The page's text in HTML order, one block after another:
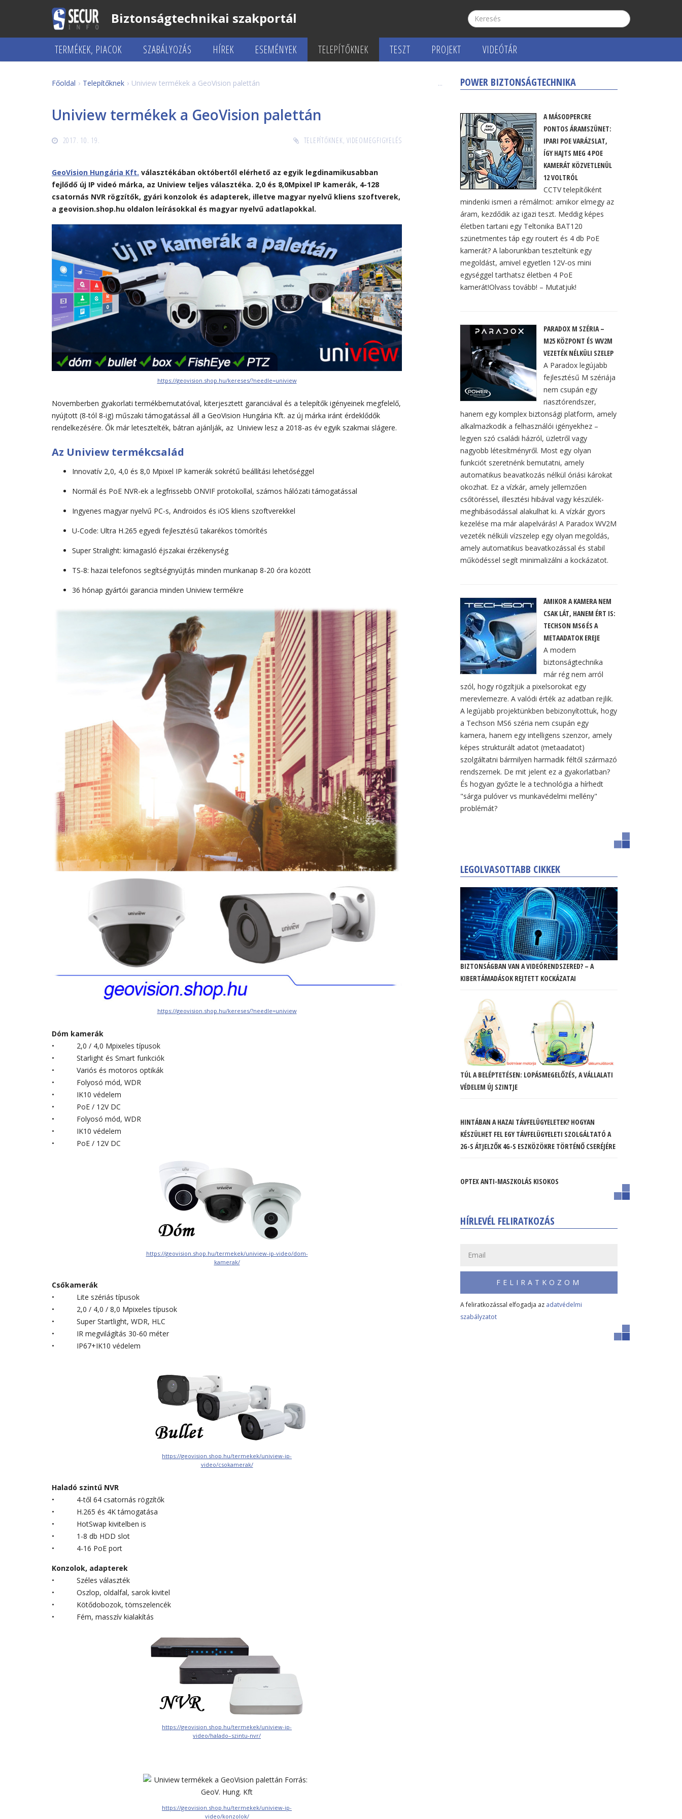
Biztonságtechnikai szakportál
TERMÉKEK, PIACOK SZABÁLYOZÁS HÍREK ESEMÉNYEK TELEPÍTŐKNEK TESZT PROJEKT VIDEÓTÁR
Főoldal Telepítőknek Uniview termékek a GeoVision palettán
Uniview termékek a GeoVision palettán
2017. 10. 19. TELEPÍTŐKNEK, VIDEOMEGFIGYELÉS
GeoVision Hungária Kft. választékában októbertől elérhető az egyik legdinamikusabban
fejlődő új IP videó márka, az Uniview teljes választéka. 2,0 és 8,0Mpixel IP kamerák, 4-128
csatornás NVR rögzítők, gyári konzolok és adapterek, illetve magyar nyelvű kliens szoftverek,
a geovision.shop.hu oldalon leírásokkal és magyar nyelvű adatlapokkal.
https://geovision.shop.hu/kereses/?needle=uniview
Novemberben gyakorlati termékbemutatóval, kiterjesztett garanciával és a telepítők igényeinek megfelelő,
nyújtott (8-tól 8-ig) műszaki támogatással áll a GeoVision Hungária Kft. az új márka iránt érdeklődők
rendelkezésére. Ők már letesztelték, bátran ajánlják, az Uniview lesz a 2018-as év egyik szakmai slágere.
Az Uniview termékcsalád
Innovatív 2,0, 4,0 és 8,0 Mpixel IP kamerák sokrétű beállítási lehetőséggel
Normál és PoE NVR-ek a legfrissebb ONVIF protokollal, számos hálózati támogatással
Ingyenes magyar nyelvű PC-s, Androidos és iOS kliens szoftverekkel
U-Code: Ultra H.265 egyedi fejlesztésű takarékos tömörítés
Super Stralight: kimagasló éjszakai érzékenység
TS-8: hazai telefonos segítségnyújtás minden munkanap 8-20 óra között
36 hónap gyártói garancia minden Uniview termékre
https://geovision.shop.hu/kereses/?needle=uniview
Dóm kamerák
• 2,0 / 4,0 Mpixeles típusok
• Starlight és Smart funkciók
• Variós és motoros optikák
• Folyosó mód, WDR
• IK10 védelem
• PoE / 12V DC
• Folyosó mód, WDR
• IK10 védelem
• PoE / 12V DC
https://geovision.shop.hu/termekek/uniview-ip-video/dom-
kamerak/
Csőkamerák
• Lite szériás típusok
• 2,0 / 4,0 / 8,0 Mpixeles típusok
• Super Startlight, WDR, HLC
• IR megvilágítás 30-60 méter
• IP67+IK10 védelem
https://geovision.shop.hu/termekek/uniview-ip-
video/csokamerak/
Haladó szintű NVR
• 4-től 64 csatornás rögzítők
• H.265 és 4K támogatása
• HotSwap kivitelben is
• 1-8 db HDD slot
• 4-16 PoE port
Konzolok, adapterek
• Széles választék
• Oszlop, oldalfal, sarok kivitel
• Kötődobozok, tömszelencék
• Fém, masszív kialakítás
https://geovision.shop.hu/termekek/uniview-ip-
video/halado–szintu-nvr/
https://geovision.shop.hu/termekek/uniview-ip-
video/konzolok/
POWER BIZTONSÁGTECHNIKA
A MÁSODPERCRE
PONTOS ÁRAMSZÜNET:
IPARI POE VARÁZSLAT,
ÍGY HAJTS MEG 4 POE
KAMERÁT KÖZVETLENÜL
12 VOLTRÓL
CCTV telepítőként
mindenki ismeri a rémálmot: amikor elmegy az
áram, kezdődik az igazi teszt. Meddig képes
életben tartani egy Teltonika BAT120
szünetmentes táp egy routert és 4 db PoE
kamerát? A laborunkban teszteltünk egy
megoldást, amivel egyetlen 12V-os mini
egységgel tarthatsz életben 4 PoE
kamerát!Olvass tovább! – Mutatjuk!
PARADOX M SZÉRIA –
M25 KÖZPONT ÉS WV2M
VEZETÉK NÉLKÜLI SZELEP
A Paradox legújabb
fejlesztésű M szériája
nem csupán egy
riasztórendszer,
hanem egy komplex biztonsági platform, amely
alkalmazkodik a felhasználói igényekhez –
legyen szó családi házról, üzletről vagy
nagyobb létesítményről. Most egy olyan
funkciót szeretnénk bemutatni, amely
automatikus beavatkozás nélkül óriási károkat
okozhat. Ez a vízkár, amely jellemzően
csőtöréssel, illesztési hibával vagy készülék-
meghibásodással alakulhat ki. A vízkár gyors
kezelése ma már alapelvárás! A Paradox WV2M
vezeték nélküli vízszelep egy olyan megoldás,
amely automatikus beavatkozással és stabil
működéssel segít minimalizálni a kockázatot.
AMIKOR A KAMERA NEM
CSAK LÁT, HANEM ÉRT IS:
TECHSON MS6 ÉS A
METAADATOK EREJE
A modern
biztonságtechnika
már rég nem arról
szól, hogy rögzítjük a pixelsorokat egy
merevlemezre. A valódi érték az adatban rejlik.
A legújabb projektünkben bebizonyítottuk, hogy
a Techson MS6 széria nem csupán egy
kamera, hanem egy intelligens szenzor, amely
képes strukturált adatot (metaadatot)
szolgáltatni bármilyen harmadik féltől származó
rendszernek. De mit jelent ez a gyakorlatban?
És hogyan győzte le a technológia a hírhedt
"sárga pulóver vs munkavédelmi mellény"
problémát?
LEGOLVASOTTABB CIKKEK
BIZTONSÁGBAN VAN A VIDEÓRENDSZERED? – A
KIBERTÁMADÁSOK REJTETT KOCKÁZATAI
TÚL A BELÉPTETÉSEN: LOPÁSMEGELŐZÉS, A VÁLLALATI
VÉDELEM ÚJ SZINTJE
HINTÁBAN A HAZAI TÁVFELÜGYELETEK? HOGYAN
KÉSZÜLHET FEL EGY TÁVFELÜGYELETI SZOLGÁLTATÓ A
2G-S ÁTJELZŐK 4G-S ESZKÖZÖKRE TÖRTÉNŐ CSERÉJÉRE
OPTEX ANTI-MASZKOLÁS KISOKOS
HÍRLEVÉL FELIRATKOZÁS
FELIRATKOZOM
A feliratkozással elfogadja az adatvédelmi
szabályzatot